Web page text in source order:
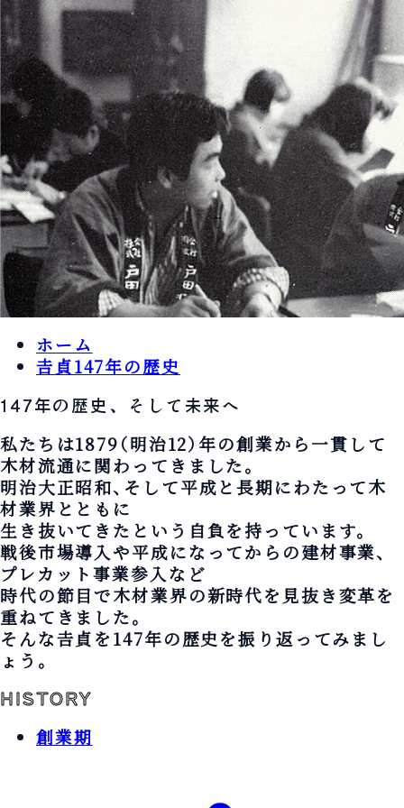
ホーム
𠮷貞147年の歴史
147年の歴史、そして未来へ
私たちは1879（明治12）年の創業から一貫して
木材流通に関わってきました。
明治大正昭和、そして平成と長期にわたって木
材業界とともに
生き抜いてきたという自負を持っています。
戦後市場導入や平成になってからの建材事業、
プレカット事業参入など
時代の節目で木材業界の新時代を見抜き変革を
重ねてきました。
そんな𠮷貞を147年の歴史を振り返ってみまし
ょう。
HISTORY
創業期